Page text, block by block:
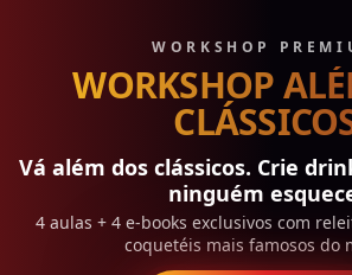
WORKSHOP
WORKSHOP
Vá além dos clássicos. Crie
ninguém
4 aulas + 4 e-books exclusivos com
coquetéis mais famosos do